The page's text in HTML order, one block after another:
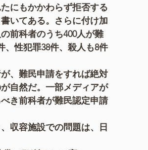
にもかかわらず拒否する
いてある。さらに付け加
前科者のうち400人が難
、性犯罪38件、殺人も8件
、難民申請をすれば絶対
自然だ。一部メディアが
き前科者が難民認定申請
収容施設での問題は、日